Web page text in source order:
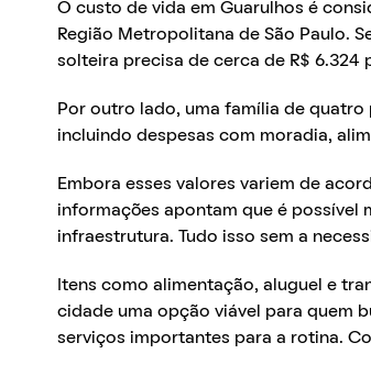
O custo de vida em Guarulhos é
Região Metropolitana de São Paulo.
solteira precisa de cerca de R$
Por outro lado, uma família de quatro
incluindo despesas com moradia,
Embora esses valores variem de
informações apontam que é possível
infraestrutura. Tudo isso sem a
Itens como alimentação, aluguel e
cidade uma opção viável para quem
serviços importantes para a rotina.